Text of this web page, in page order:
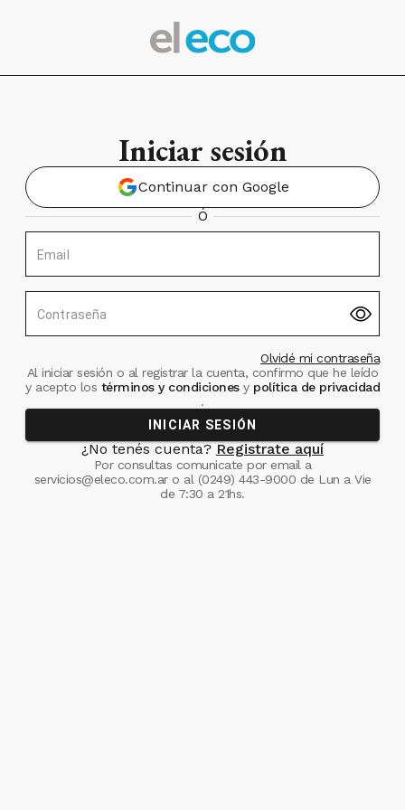
Iniciar sesión
Continuar con Google
Ó
Email
Contraseña
Olvidé mi contraseña
Al iniciar sesión o al registrar la cuenta, confirmo que he leído
y acepto los términos y condiciones ypolítica de privacidad
.
INICIAR SESIÓN
¿No tenés cuenta? Registrate aquí
Por consultas comunicate por email a
servicios@eleco.com.aro al (0249) 443-9000 de Lun a Vie
de 7:30 a 21hs.